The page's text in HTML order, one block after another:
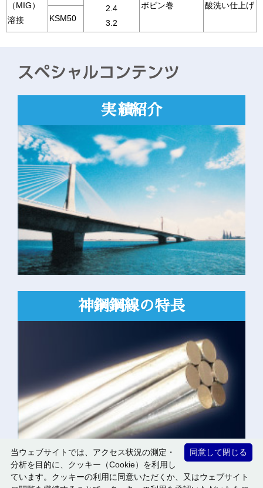
2.4
3.2
（MIG）
溶接
ボビン巻
酸洗い仕上げ
KSM50
実績紹介
神鋼鋼線の特長
同意して閉じる
当ウェブサイトでは、アクセス状況の測定・
分析を目的に、クッキー（Cookie）を利用し
ています。クッキーの利用に同意いただくか、又はウェブサイト